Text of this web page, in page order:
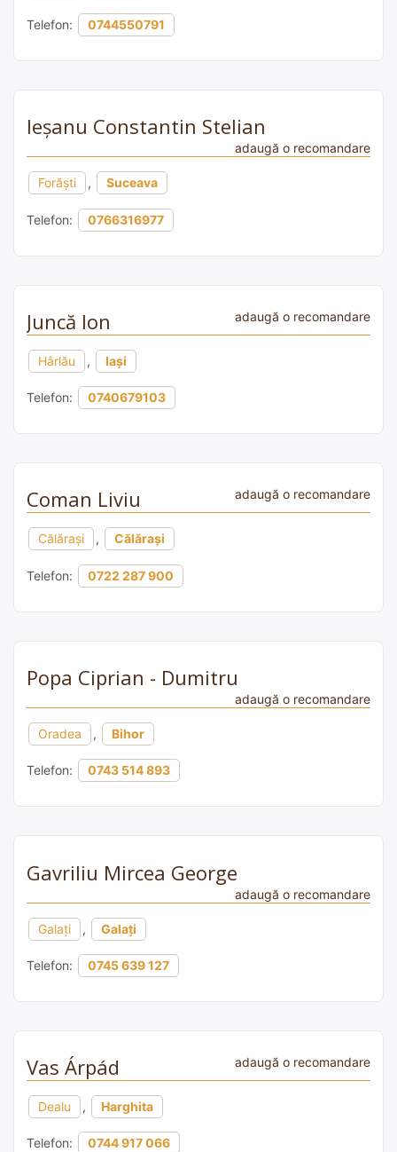
Telefon: 0744550791
Ieșanu Constantin Stelian
adaugă o recomandare
Forăşti , Suceava
Telefon: 0766316977
Juncă Ion adaugă o recomandare
Hârlău , Iași
Telefon: 0740679103
Coman Liviu adaugă o recomandare
Călărași , Călărași
Telefon: 0722 287 900
Popa Ciprian - Dumitru
adaugă o recomandare
Oradea , Bihor
Telefon: 0743 514 893
Gavriliu Mircea George
adaugă o recomandare
Galați , Galați
Telefon: 0745 639 127
Vas Árpád adaugă o recomandare
Dealu , Harghita
Telefon: 0744 917 066